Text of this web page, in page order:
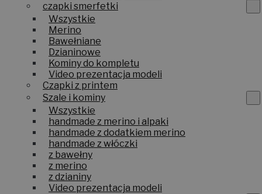
czapki smerfetki
Wszystkie
Merino
Bawełniane
Dzianinowe
Kominy do kompletu
Video prezentacja modeli
Czapki z printem
Szale i kominy
Wszystkie
handmade z merino i alpaki
handmade z dodatkiem merino
handmade z włóczki
z bawełny
z merino
z dzianiny
Video prezentacja modeli